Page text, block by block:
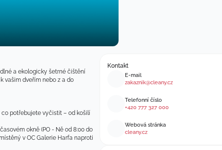
a ekologicky šetrné čištění
vašim dveřím nebo z a do
potřebujete vyčistit – od košilí
okně (PO - Ně od 8:00 do
v OC Galerie Harfa naproti
Kontakt
E-mail
zakaznik@cleany.cz
Telefonní číslo
+420 777 327 000
Webová stránka
cleany.cz